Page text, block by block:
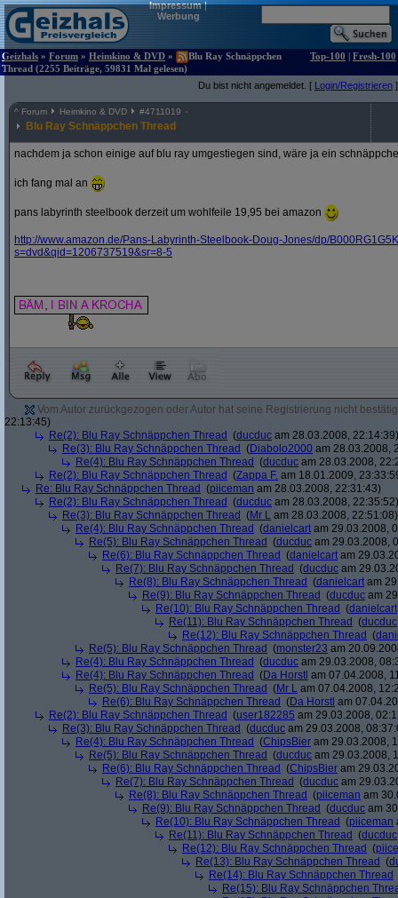
Impressum|
Werbung
Geizhals » Forum » Heimkino & DVD »
Blu Ray Schnäppchen
Thread (2255 Beiträge, 59831 Mal gelesen)
Top-100 | Fresh-100
Du bist nicht angemeldet. [ Login/Registrieren ]
^ Forum Heimkino & DVD #4711019
Blu Ray Schnäppchen Thread
nachdem ja schon einige auf blu ray umgestiegen sind, wäre ja ein
ich fang mal an
pans labyrinth steelbook derzeit um wohlfeile 19,95 bei amazon
http://www.amazon.de/Pans-Labyrinth-Steelbook-Doug-Jones/dp/
s=dvd&qid=1206737519&sr=8-5
Vom Autor zurückgezogen oder Autor hat seine Registrierung nicht
22:13:45)
Re(2): Blu Ray Schnäppchen Thread (ducduc am 28.03.2008, 22:14:39)
Re(3): Blu Ray Schnäppchen Thread (Diabolo2000 am 28.03.2008,
Re(4): Blu Ray Schnäppchen Thread (ducduc am 28.03.2008,
Re(2): Blu Ray Schnäppchen Thread (Zappa F. am 18.01.2009,
Re: Blu Ray Schnäppchen Thread (piiceman am 28.03.2008, 22:31:43)
Re(2): Blu Ray Schnäppchen Thread (ducduc am 28.03.2008, 22:35:52)
Re(3): Blu Ray Schnäppchen Thread (Mr L am 28.03.2008, 22:51:08)
Re(4): Blu Ray Schnäppchen Thread (danielcart am 29.03.2008,
Re(5): Blu Ray Schnäppchen Thread (ducduc am 29.03.2008,
Re(6): Blu Ray Schnäppchen Thread (danielcart am
Re(7): Blu Ray Schnäppchen Thread (ducduc am
Re(8): Blu Ray Schnäppchen Thread (danielcart am
Re(9): Blu Ray Schnäppchen Thread (ducduc am
Re(10): Blu Ray Schnäppchen Thread (danielcart
Re(11): Blu Ray Schnäppchen Thread (ducduc
Re(12): Blu Ray Schnäppchen Thread (
Re(5): Blu Ray Schnäppchen Thread (monster23 am
Re(4): Blu Ray Schnäppchen Thread (ducduc am 29.03.2008,
Re(4): Blu Ray Schnäppchen Thread (Da Horstl am 07.04.2008,
Re(5): Blu Ray Schnäppchen Thread (Mr L am 07.04.2008,
Re(6): Blu Ray Schnäppchen Thread (Da Horstl am
Re(2): Blu Ray Schnäppchen Thread (user182285 am 29.03.2008,
Re(3): Blu Ray Schnäppchen Thread (ducduc am 29.03.2008,
Re(4): Blu Ray Schnäppchen Thread (ChipsBier am 29.03.2008,
Re(5): Blu Ray Schnäppchen Thread (ducduc am 29.03.2008,
Re(6): Blu Ray Schnäppchen Thread (ChipsBier am
Re(7): Blu Ray Schnäppchen Thread (ducduc am
Re(8): Blu Ray Schnäppchen Thread (piiceman am
Re(9): Blu Ray Schnäppchen Thread (ducduc am
Re(10): Blu Ray Schnäppchen Thread (piiceman
Re(11): Blu Ray Schnäppchen Thread (ducduc
Re(12): Blu Ray Schnäppchen Thread (
Re(13): Blu Ray Schnäppchen Thread (
Re(14): Blu Ray Schnäppchen Thread
Re(15): Blu Ray Schnäppchen